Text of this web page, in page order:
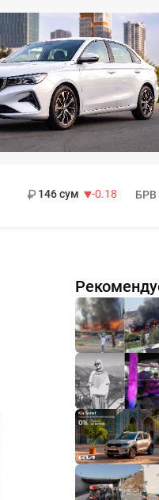
146 сум
-0.18
БРВ